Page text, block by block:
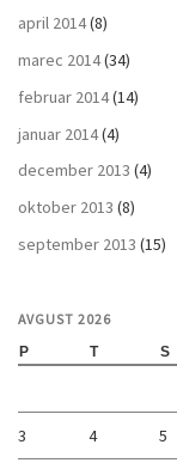
april 2014(8)
marec 2014(34)
februar 2014(14)
januar 2014(4)
december 2013 (4)
oktober 2013 (8)
september 2013 (15)
AVGUST 2026
P T S
3 4 5